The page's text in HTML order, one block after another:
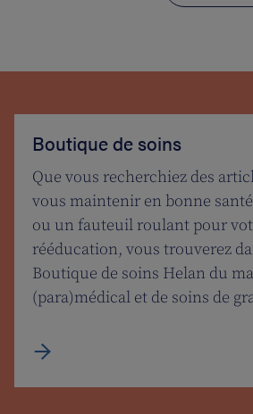
Boutique de soins
Que vous recherchiez des
vous maintenir en bonne
ou un fauteuil roulant pour
rééducation, vous trouverez
Boutique de soins Helan du
(para)médical et de soins de